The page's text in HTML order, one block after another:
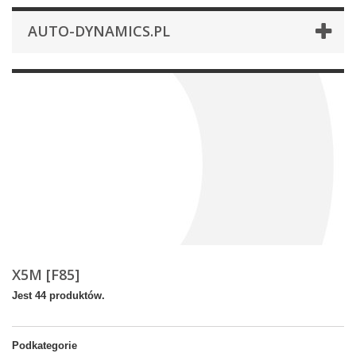
AUTO-DYNAMICS.PL
X5M [F85]
Jest 44 produktów.
Podkategorie